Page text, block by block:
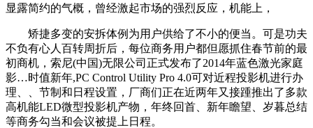
显露简约的气概，曾经激起市场的强烈反应，机能上，
矫捷多变的安拆体例为用户供给了不小的便当。可是功夫
不负有心人百转周折后，每位商务用户都但愿抓住春节前的最
初商机，索尼(中国)无限公司正式发布了2014年蓝色激光家庭
影…时值新年,PC Control Utility Pro 4.0可对近程投影机进行办
理、、节制和日程设置，厂商们正在近两年又接踵推出了多款
高机能LED微型投影机产物，年终回首、新年瞻望、岁暮总结
等商务勾当和会议被提上日程。